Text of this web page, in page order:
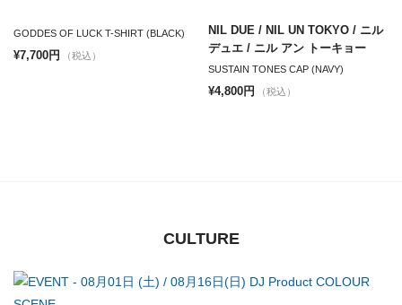
GODDES OF LUCK T-SHIRT (BLACK)
¥7,700円 （税込）
NIL DUE / NIL UN TOKYO / ニル
デュエ / ニル アン トーキョー
SUSTAIN TONES CAP (NAVY)
¥4,800円 （税込）
CULTURE